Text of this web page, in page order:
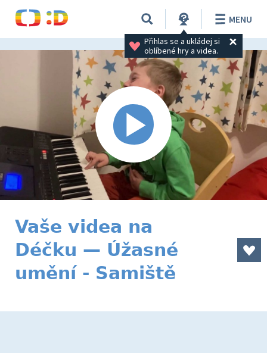
Přihlas se a ukládej si
oblíbené hry a videa.
MENU
Vaše videa na
Déčku — Úžasné
umění - Samiště